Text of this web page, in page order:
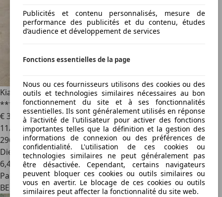
Publicités et contenu personnalisés, mesure de
performance des publicités et du contenu, études
d’audience et développement de services
Fonctions essentielles de la page
Nous ou ces fournisseurs utilisons des cookies ou des
outils et technologies similaires nécessaires au bon
fonctionnement du site et à ses fonctionnalités
essentielles. Ils sont généralement utilisés en réponse
à l'activité de l'utilisateur pour activer des fonctions
importantes telles que la définition et la gestion des
informations de connexion ou des préférences de
confidentialité. L'utilisation de ces cookies ou
technologies similaires ne peut généralement pas
être désactivée. Cependant, certains navigateurs
peuvent bloquer ces cookies ou outils similaires ou
vous en avertir. Le blocage de ces cookies ou outils
similaires peut affecter la fonctionnalité du site web.
Kia Sorento Sorento 2.0 CRDi 2WD Premium*** 7 PLACES
***
€ 3 300
11/2012
296 000 km
Diesel
6,4 l/100 km (mixte)
Particulier
BE 4100